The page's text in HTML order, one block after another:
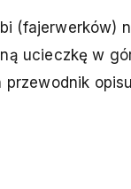
(fajerwerków)
ucieczkę w